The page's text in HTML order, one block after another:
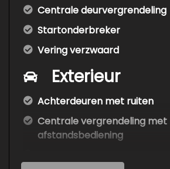
Centrale deurvergrendeling
Startonderbreker
Vering verzwaard
Exterieur
Achterdeuren met ruiten
Centrale vergrendeling met
afstandsbediening